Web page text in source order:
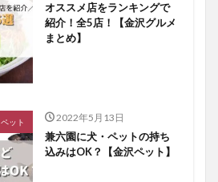
オススメ店をランキングで
紹介！全5店！【金沢グルメ
まとめ】
ペット 2022年5月13日
兼六園に犬・ペットの持ち
込みはOK？【金沢ペット】